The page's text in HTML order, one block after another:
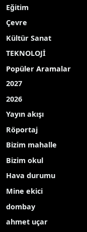
Eğitim
Çevre
Kültür Sanat
TEKNOLOJİ
Popüler Aramalar
2027
2026
Yayın akışı
Röportaj
Bizim mahalle
Bizim okul
Hava durumu
Mine ekici
dombay
ahmet uçar